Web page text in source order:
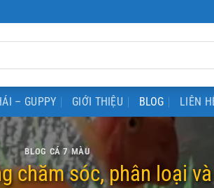
– GUPPY GIỚI THIỆU BLOG LIÊN
BLOG CÁ 7 MÀU
chăm sóc, phân loại